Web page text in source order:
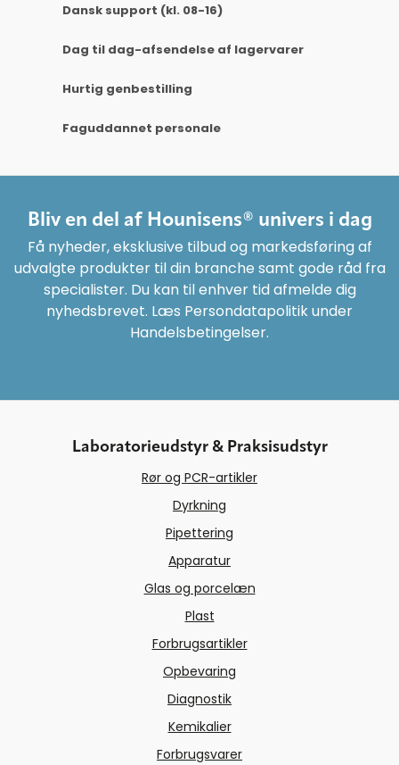
Dansk support (kl. 08-16)
Dag til dag-afsendelse af lagervarer
Hurtig genbestilling
Faguddannet personale
Bliv en del af Hounisens® univers i dag
Få nyheder, eksklusive tilbud og markedsføring af
udvalgte produkter til din branche samt gode råd fra
specialister. Du kan til enhver tid afmelde dig
nyhedsbrevet. Læs Persondatapolitik under
Handelsbetingelser.
Laboratorieudstyr & Praksisudstyr
Rør og PCR-artikler
Dyrkning
Pipettering
Apparatur
Glas og porcelæn
Plast
Forbrugsartikler
Opbevaring
Diagnostik
Kemikalier
Forbrugsvarer